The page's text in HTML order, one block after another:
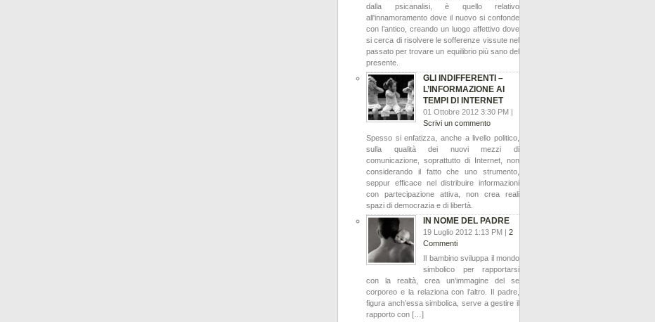
dalla psicanalisi, è quello relativo
all'innamoramento dove il nuovo si confonde
con l’antico, creando un luogo affettivo dove
si cerca di risolvere le sofferenze vissute nel
passato per trovare un equilibrio più sano del
presente.
GLI INDIFFERENTI –
L’INFORMAZIONE AI
TEMPI DI INTERNET
01 Ottobre 2012 3:30 PM |
Scrivi un commento
Spesso si enfatizza, anche a livello politico,
sulla qualità dei nuovi mezzi di
comunicazione, soprattutto di Internet, non
considerando il fatto che uno strumento,
seppur efficace nel distribuire informazioni
con partecipazione attiva, non crea reali
spazi di democrazia e di libertà.
IN NOME DEL PADRE
19 Luglio 2012 1:13 PM | 2
Commenti
Il bambino sviluppa il mondo
simbolico per rapportarsi
con la realtà, crea un’immagine del se
corporeo e la relaziona con l’altro. Il padre,
figura anch’essa simbolica, serve a gestire il
rapporto con […]